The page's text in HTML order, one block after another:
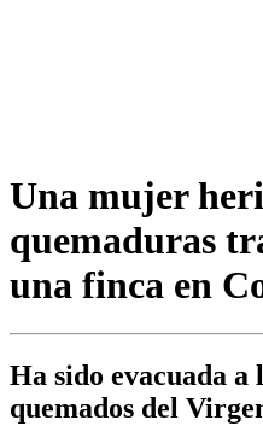
Una mujer
quemaduras
una finca en
Ha sido evacuada a
quemados del